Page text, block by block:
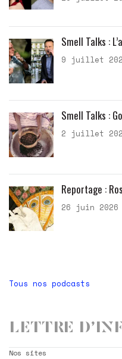
Smell Talks :
9 juillet
Smell Talks :
2 juillet
Reportage :
26 juin 2026
Tous nos podcasts
Lettre
Nos sites